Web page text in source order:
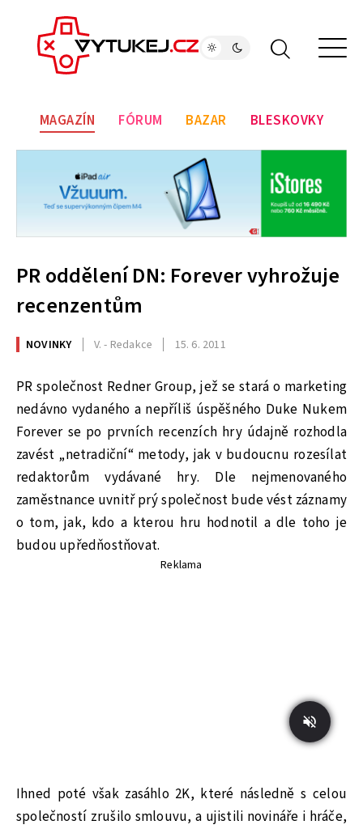
MAGAZÍN FÓRUM BAZAR BLESKOVKY
PR oddělení DN: Forever vyhrožuje
recenzentům
NOVINKY V. - Redakce 15. 6. 2011
PR společnost Redner Group, jež se stará o marketing
nedávno vydaného a nepříliš úspěšného Duke Nukem
Forever se po prvních recenzích hry údajně rozhodla
zavést „netradiční“ metody, jak v budoucnu rozesílat
redaktorům vydávané hry. Dle nejmenovaného
zaměstnance uvnitř prý společnost bude vést záznamy
o tom, jak, kdo a kterou hru hodnotil a dle toho je
budou upředňostňovat.
Reklama
Ihned poté však zasáhlo 2K, které následně s celou
společností zrušilo smlouvu, a ujistili novináře i hráče,